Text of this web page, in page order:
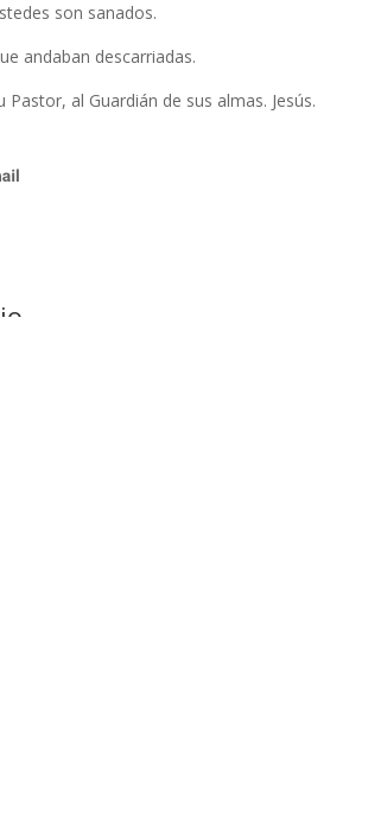
son sanados.
andaban descarriadas.
al Guardián de sus almas. Jesús.